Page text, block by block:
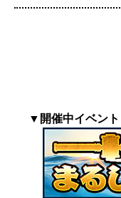
▼開催中イベント